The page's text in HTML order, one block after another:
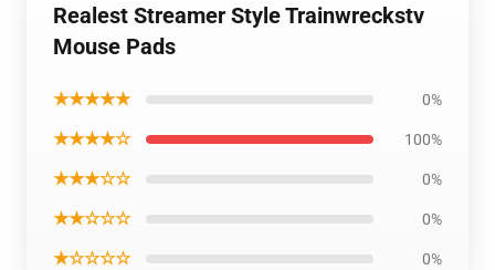
Realest Streamer Style Trainwreckstv
Mouse Pads
★★★★★ 0%
★★★★☆ 100%
★★★☆☆ 0%
★★☆☆☆ 0%
★☆☆☆☆ 0%